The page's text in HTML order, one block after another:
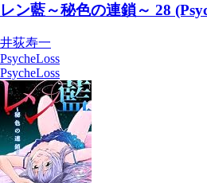
レン藍～秘色の連鎖～ 28
井荻寿一
PsycheLoss
PsycheLoss